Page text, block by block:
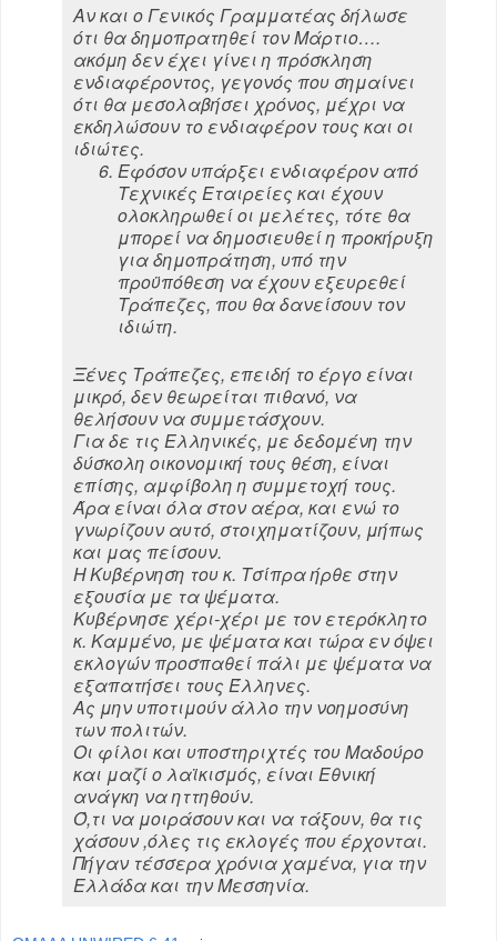
Αν και ο Γενικός Γραμματέας δήλωσε
ότι θα δημοπρατηθεί τον Μάρτιο….
ακόμη δεν έχει γίνει η πρόσκληση
ενδιαφέροντος, γεγονός που σημαίνει
ότι θα μεσολαβήσει χρόνος, μέχρι να
εκδηλώσουν το ενδιαφέρον τους και οι
ιδιώτες.
Εφόσον υπάρξει ενδιαφέρον από
Τεχνικές Εταιρείες και έχουν
ολοκληρωθεί οι μελέτες, τότε θα
μπορεί να δημοσιευθεί η προκήρυξη
για δημοπράτηση, υπό την
προϋπόθεση να έχουν εξευρεθεί
Τράπεζες, που θα δανείσουν τον
ιδιώτη.
Ξένες Τράπεζες, επειδή το έργο είναι
μικρό, δεν θεωρείται πιθανό, να
θελήσουν να συμμετάσχουν.
Για δε τις Ελληνικές, με δεδομένη την
δύσκολη οικονομική τους θέση, είναι
επίσης, αμφίβολη η συμμετοχή τους.
Άρα είναι όλα στον αέρα, και ενώ το
γνωρίζουν αυτό, στοιχηματίζουν, μήπως
και μας πείσουν.
Η Κυβέρνηση του κ. Τσίπρα ήρθε στην
εξουσία με τα ψέματα.
Κυβέρνησε χέρι-χέρι με τον ετερόκλητο
κ. Καμμένο, με ψέματα και τώρα εν όψει
εκλογών προσπαθεί πάλι με ψέματα να
εξαπατήσει τους Έλληνες.
Ας μην υποτιμούν άλλο την νοημοσύνη
των πολιτών.
Οι φίλοι και υποστηριχτές του Μαδούρο
και μαζί ο λαϊκισμός, είναι Εθνική
ανάγκη να ηττηθούν.
Ό,τι να μοιράσουν και να τάξουν, θα τις
χάσουν ,όλες τις εκλογές που έρχονται.
Πήγαν τέσσερα χρόνια χαμένα, για την
Ελλάδα και την Μεσσηνία.